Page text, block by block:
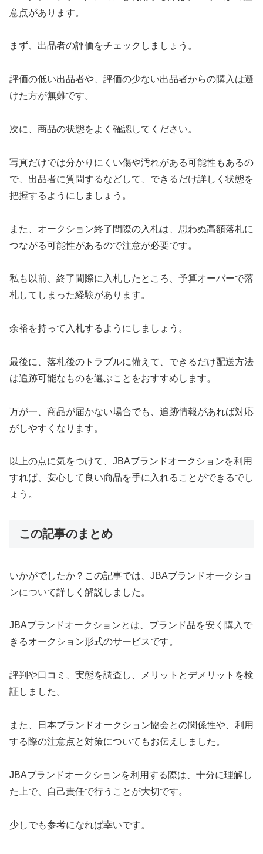
意点があります。
まず、出品者の評価をチェックしましょう。
評価の低い出品者や、評価の少ない出品者からの購入は避
けた方が無難です。
次に、商品の状態をよく確認してください。
写真だけでは分かりにくい傷や汚れがある可能性もあるの
で、出品者に質問するなどして、できるだけ詳しく状態を
把握するようにしましょう。
また、オークション終了間際の入札は、思わぬ高額落札に
つながる可能性があるので注意が必要です。
私も以前、終了間際に入札したところ、予算オーバーで落
札してしまった経験があります。
余裕を持って入札するようにしましょう。
最後に、落札後のトラブルに備えて、できるだけ配送方法
は追跡可能なものを選ぶことをおすすめします。
万が一、商品が届かない場合でも、追跡情報があれば対応
がしやすくなります。
以上の点に気をつけて、JBAブランドオークションを利用
すれば、安心して良い商品を手に入れることができるでし
ょう。
この記事のまとめ
いかがでしたか？この記事では、JBAブランドオークショ
ンについて詳しく解説しました。
JBAブランドオークションとは、ブランド品を安く購入で
きるオークション形式のサービスです。
評判や口コミ、実態を調査し、メリットとデメリットを検
証しました。
また、日本ブランドオークション協会との関係性や、利用
する際の注意点と対策についてもお伝えしました。
JBAブランドオークションを利用する際は、十分に理解し
た上で、自己責任で行うことが大切です。
少しでも参考になれば幸いです。